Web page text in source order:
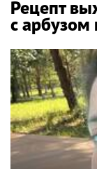
Рецепт
с